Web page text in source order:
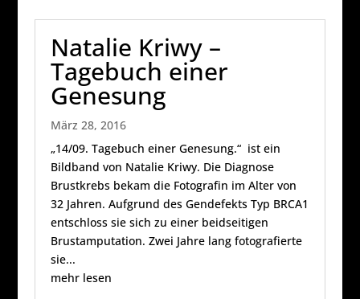
Natalie Kriwy –
Tagebuch einer
Genesung
März 28, 2016
„14/09. Tagebuch einer Genesung.“ ist ein
Bildband von Natalie Kriwy. Die Diagnose
Brustkrebs bekam die Fotografin im Alter von
32 Jahren. Aufgrund des Gendefekts Typ BRCA1
entschloss sie sich zu einer beidseitigen
Brustamputation. Zwei Jahre lang fotografierte
sie...
mehr lesen